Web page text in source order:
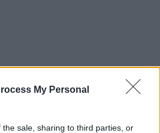
My Personal
sale, sharing to third parties, or